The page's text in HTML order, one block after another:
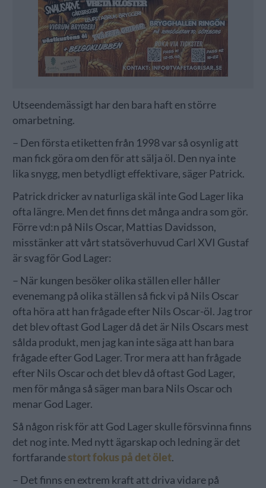
Utseendemässigt har den bara haft en större
omarbetning.
– Den första etiketten från 1998 var så osynlig att
man fick göra om den för att sälja öl. Den nya inte
lika snygg, men betydligt effektivare, säger Patrick.
Patrick dricker av naturliga skäl inte God Lager lika
ofta längre. Men det finns det många andra som gör.
Förre vd:n på Nils Oscar, Mattias Davidsson,
misstänker att vårt statsöverhuvud Carl XVI Gustaf
är svag för God Lager:
– När kungen besöker olika ställen eller håller
evenemang på olika ställen så fick vi på Nils Oscar
ofta höra att han frågade efter Nils Oscar-öl. Jag tror
det blev oftast God Lager då det är Nils Oscars mest
sålda produkt, men jag kan inte säga att han bara
frågade efter God Lager. Tror mera att han frågade
efter Nils Oscar och det blev då oftast God Lager,
men för många så säger man bara Nils Oscar och
menar God Lager.
Så någon risk för att God Lager skulle försvinna finns
det nog inte. Med nytt ägarskap och ledning är det
fortfarandestort fokus på det ölet.
– Det finns en extrem kraft att driva vidare på